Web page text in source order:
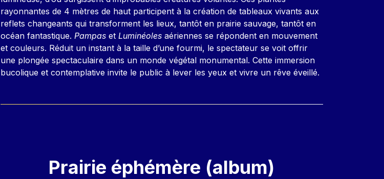
rayonnantes de 4 mètres de haut participent à la création de tableaux vivants aux
reflets changeants qui transforment les lieux, tantôt en prairie sauvage, tantôt en
océan fantastique. Pampas et Luminéoles aériennes se répondent en mouvement
et couleurs. Réduit un instant à la taille d’une fourmi, le spectateur se voit offrir
une plongée spectaculaire dans un monde végétal monumental. Cette immersion
bucolique et contemplative invite le public à lever les yeux et vivre un rêve éveillé.
Prairie éphémère (album)